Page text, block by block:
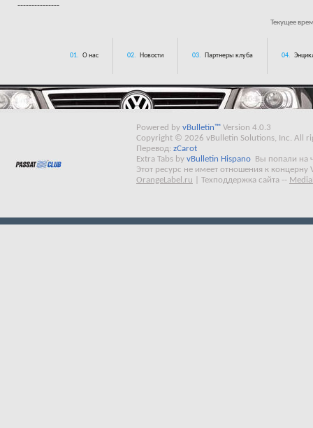
---------------
Текущее
01. О нас 02. Новости 03. Партнеры клуба 04.
Powered by vBulletin™ Version 4.0.3
Copyright © 2026 vBulletin Solutions, Inc. All
Перевод: zCarot
Extra Tabs by vBulletin Hispano
Вы попали на
Этот ресурс не имеет отношения к концерну
OrangeLabel.ru
Техподдержка сайта --